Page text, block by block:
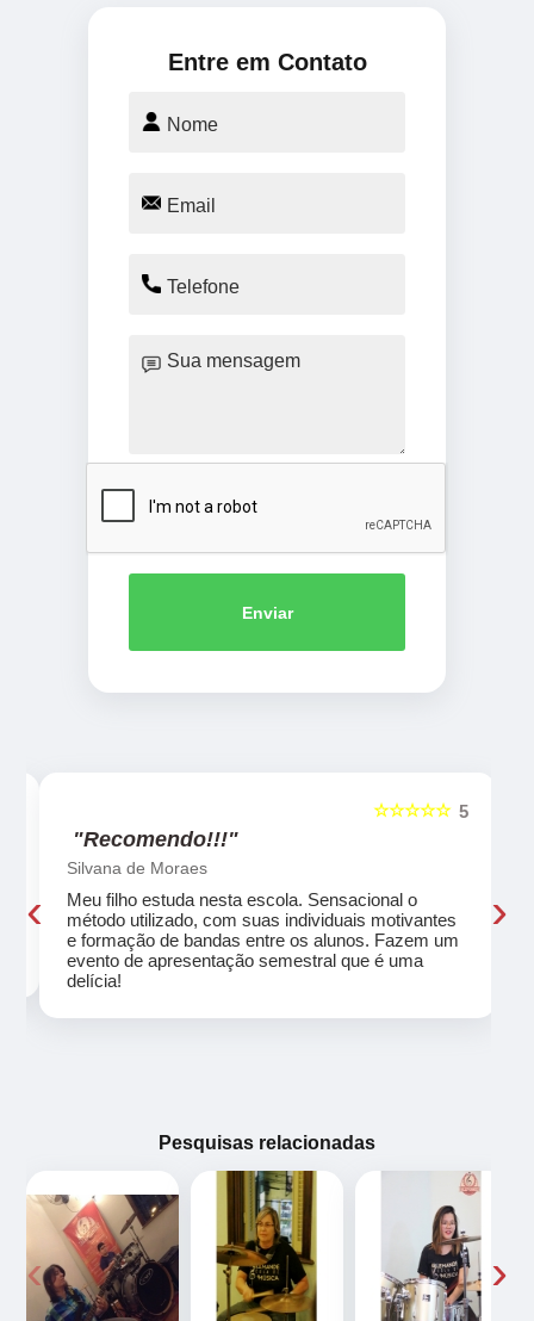
Entre em Contato
Enviar
5
☆☆☆☆☆
"Recomendo!!!"
Silvana de Moraes
Meu filho estuda nesta escola. Sensacional o
método utilizado, com suas individuais motivantes
e formação de bandas entre os alunos. Fazem um
evento de apresentação semestral que é uma
delícia!
‹ ›
Pesquisas relacionadas
‹ ›